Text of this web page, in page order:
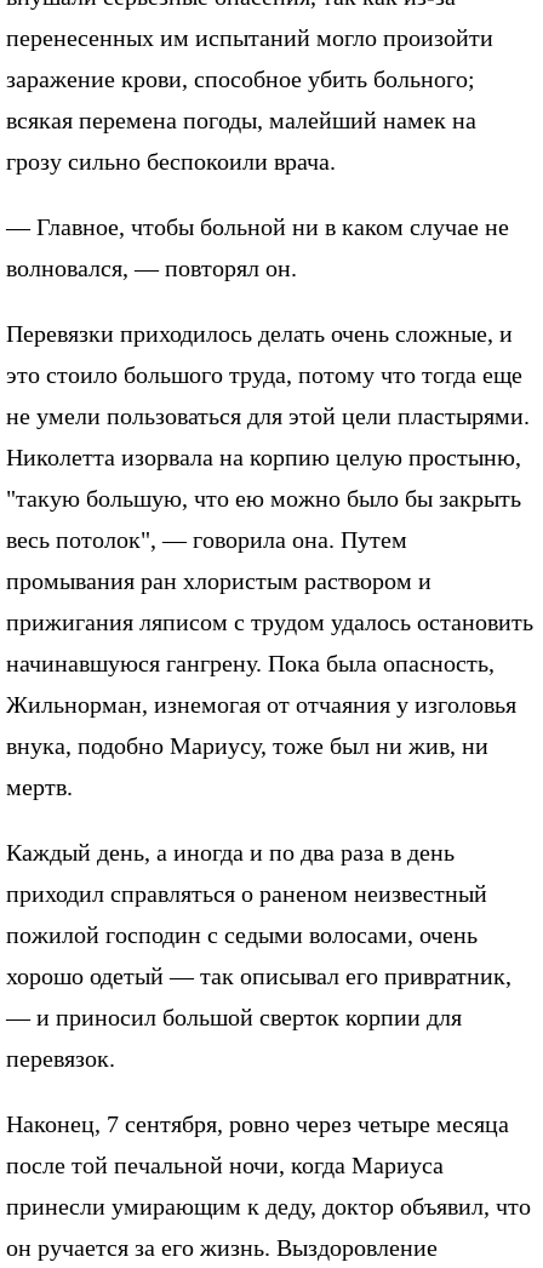
перенесенных им испытаний могло произойти
заражение крови, способное убить больного;
всякая перемена погоды, малейший намек на
грозу сильно беспокоили врача.
— Главное, чтобы больной ни в каком случае не
волновался, — повторял он.
Перевязки приходилось делать очень сложные, и
это стоило большого труда, потому что тогда еще
не умели пользоваться для этой цели пластырями.
Николетта изорвала на корпию целую простыню,
"такую большую, что ею можно было бы закрыть
весь потолок", — говорила она. Путем
промывания ран хлористым раствором и
прижигания ляписом с трудом удалось остановить
начинавшуюся гангрену. Пока была опасность,
Жильнорман, изнемогая от отчаяния у изголовья
внука, подобно Мариусу, тоже был ни жив, ни
мертв.
Каждый день, а иногда и по два раза в день
приходил справляться о раненом неизвестный
пожилой господин с седыми волосами, очень
хорошо одетый — так описывал его привратник,
— и приносил большой сверток корпии для
перевязок.
Наконец, 7 сентября, ровно через четыре месяца
после той печальной ночи, когда Мариуса
принесли умирающим к деду, доктор объявил, что
он ручается за его жизнь. Выздоровление